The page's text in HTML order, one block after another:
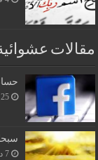
مقالات
25 أغسطس، 2025
7 ديسمبر، 2024